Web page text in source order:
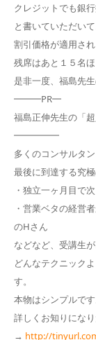
クレジットでも銀
と書いていただい
割引価格が適用され
残席はあと１５名ほ
是非一度、福島先
━━━PR━
福島正伸先生の「
━━━━━
多くのコンサルタ
最後に到達する究極
・独立一ヶ月目で
・営業ベタの経営
のHさん
などなど、受講生
どんなテクニック
す。
本物はシンプルです
詳しくお知りにな
→ http://